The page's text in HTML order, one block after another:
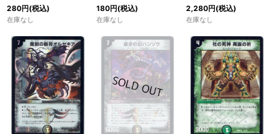
280円(税込)
在庫なし
180円(税込)
在庫なし
2,280円(税込)
在庫なし